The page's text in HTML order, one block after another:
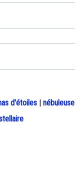
d'étoiles | nébuleuse